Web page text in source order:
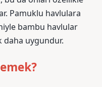
Pamuklu havlulara
bambu havlular
daha uygundur.